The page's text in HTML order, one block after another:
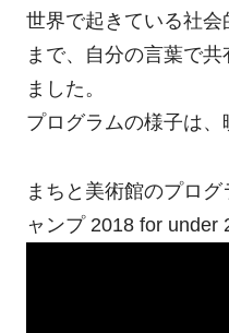
世界で起きている社会
まで、自分の言葉で
ました。
プログラムの様子は、
まちと美術館のプロ
ャンプ 2018 for under